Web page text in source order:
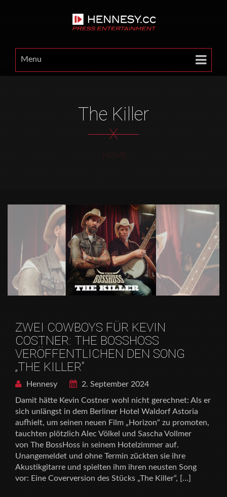
Menu
The Killer
X
HOME
ZWEI COWBOYS FÜR KEVIN
COSTNER: THE BOSSHOSS
VERÖFFENTLICHEN DEN SONG
„THE KILLER“
Hennesy
2. September 2024
Damit hätte Kevin Costner wohl nicht gerechnet: Als er
sich unlängst in dem Berliner Hotel Waldorf Astoria
aufhielt, um seinen neuen Film „Horizon“ zu promoten,
tauchten plötzlich Alec Völkel und Sascha Vollmer
von The BossHoss in seinem Hotelzimmer auf.
Unangemeldet und ohne Termin zückten sie ihre
Akustikgitarre und spielten ihm ihren neusten Song
vor: Eine Coverversion des Stücks „The Killer“, […]